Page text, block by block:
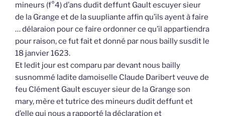
mineurs (f°4) d’ans dudit deffunt Gault escuyer sieur
de la Grange et de la suupliante affin qu’ils ayent à faire
… délaraion pour ce faire ordonner ce qu’il appartiendra
pour raison, ce fut fait et donné par nous bailly susdit le
18 janvier 1623.
Et ledit jour est comparu par devant nous bailly
susnommé ladite damoiselle Claude Daribert veuve de
feu Clément Gault escuyer sieur de la Grange son
mary, mère et tutrice des mineurs dudit deffunt et
d’elle qui nous a rapporté la déclaration et